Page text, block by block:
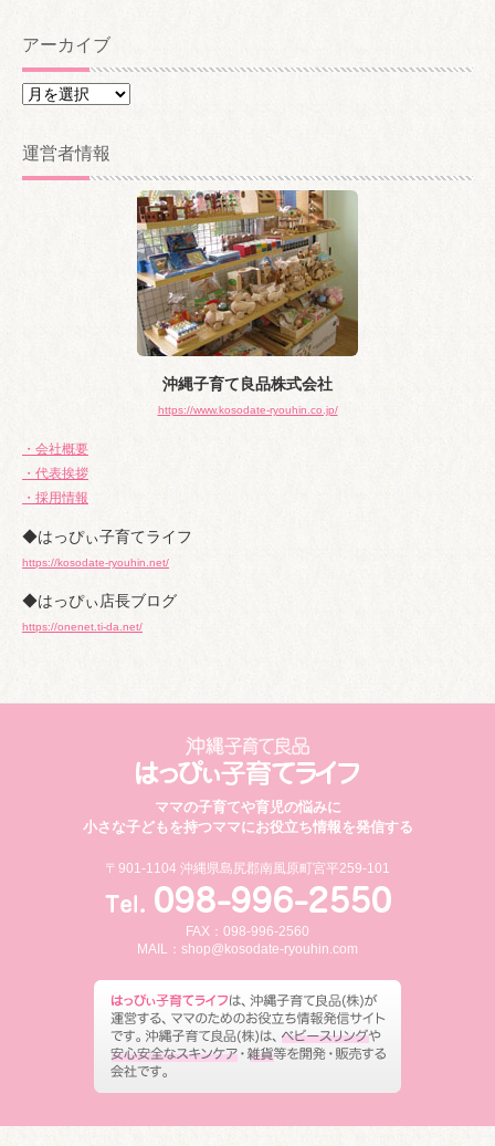
アーカイブ
ア
カ
イ
運営者情報
沖縄子育て良品株式会社
https://www.kosodate-ryouhin.co.jp/
・会社概要
・代表挨拶
・採用情報
◆はっぴぃ子育てライフ
https://kosodate-ryouhin.net/
◆はっぴぃ店長ブログ
https://onenet.ti-da.net/
ママの子育てや育児の悩みに
小さな子どもを持つママにお役立ち情報を発信する
〒901-1104 沖縄県島尻郡南風原町宮平259-101
FAX：098-996-2560
MAIL： shop@kosodate-ryouhin.com